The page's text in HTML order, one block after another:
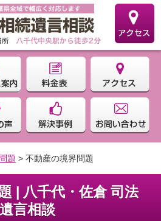
題 > 不動産の境界問題
| 八千代・佐倉 司法
言相談